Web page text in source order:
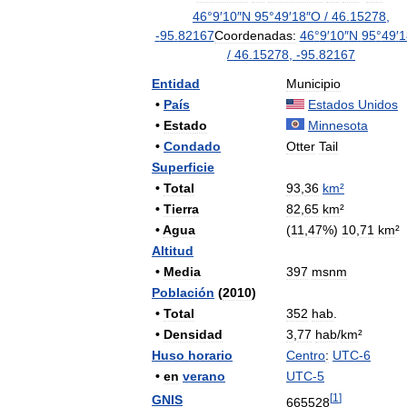
46°9′10″N 95°49′18″O / 46 15278
-95. 82167Coordenadas: 46°9′10″N 95°49′
/ 46 15278 -95 82167
Entidad
Municipio
• País Estados Unidos
• Estado
Minnesota
• Condado Otter Tail
Superficie
• Total 93 36 km²
• Tierra 82 65 km²
•Agua (11 47%) 10 71 km²
Altitud
• Media 397 msnm
Población (2010)
• Total 352 hab
• Densidad 3 77 hab/km²
Huso horario Centro: UTC-6
• en verano UTC-5
GNIS
665528[1 ]